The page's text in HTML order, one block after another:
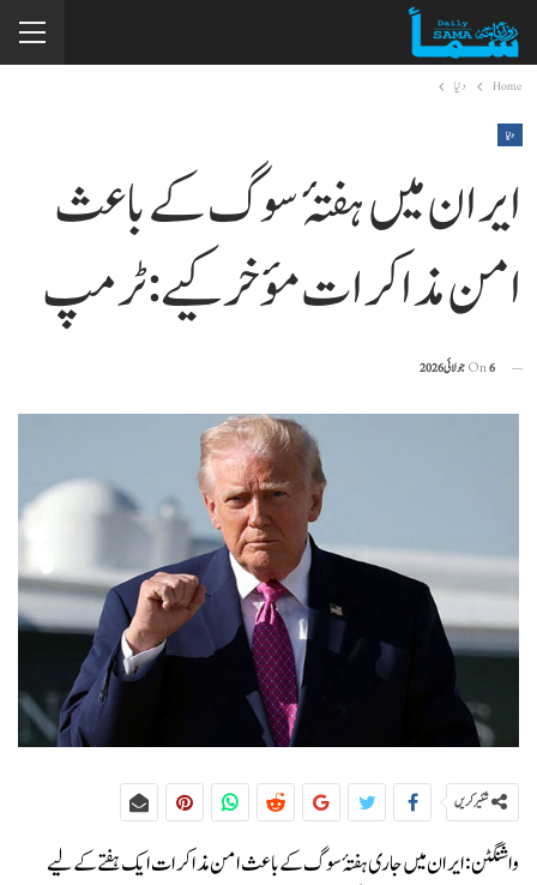
Home دنیا
دنیا
ایران میں ہفتۂ سوگ کے باعث
امن مذاکرات مؤخر کیے: ٹرمپ
On6 جولائی 2026
شئیر کریں
واشنگٹن:ایران میں جاری ہفتۂ سوگ کے باعث امن مذاکرات ایک ہفتے کے لیے